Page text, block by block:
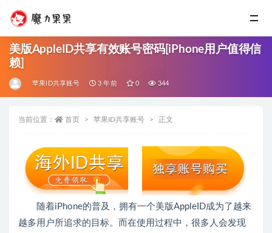
美版AppleID共享有效账号密码[iPhone用户值得信
赖]
苹果ID共享账号 3 年前 0 344
当前位置： 首页 苹果ID共享账号 正文
随着iPhone的普及，拥有一个美版AppleID成为了越来
越多用户所追求的目标。而在使用过程中，很多人会发现